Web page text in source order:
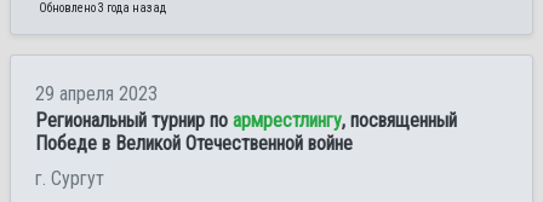
Обновлено 3 года назад
29 апреля 2023
Региональный турнир по армрестлингу, посвященный
Победе в Великой Отечественной войне
г. Сургут